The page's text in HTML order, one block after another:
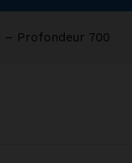
– Profondeur 700